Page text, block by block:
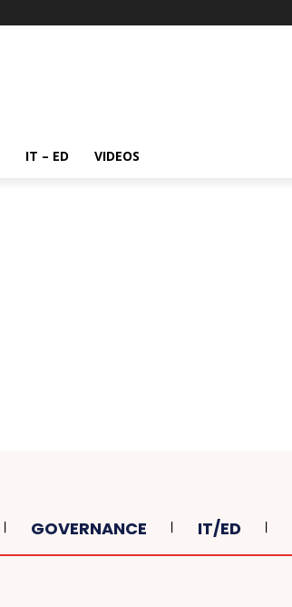
IT – ED VIDEOS
GOVERNANCE IT/ED